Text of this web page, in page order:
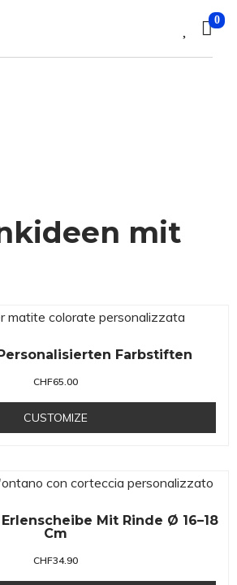
0
mit
Farbstiften
CHF65.00
CUSTOMIZE
Mit Rinde Ø 16–18
Cm
CHF34.90